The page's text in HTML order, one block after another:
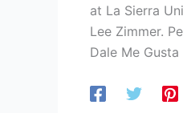
at La Sierra
Lee Zimmer.
Dale Me